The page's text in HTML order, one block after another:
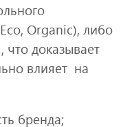
Organic), либо
что доказывает
влияет на
бренда;